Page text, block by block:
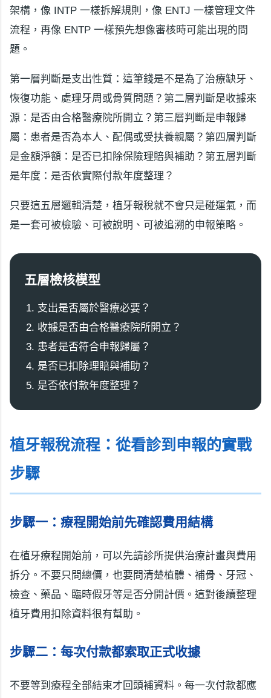
架構，像 INTP 一樣拆解規則，像 ENTJ 一樣管理文件
流程，再像 ENTP 一樣預先想像審核時可能出現的問
題。
第一層判斷是支出性質：這筆錢是不是為了治療缺牙、
恢復功能、處理牙周或骨質問題？第二層判斷是收據來
源：是否由合格醫療院所開立？第三層判斷是申報歸
屬：患者是否為本人、配偶或受扶養親屬？第四層判斷
是金額淨額：是否已扣除保險理賠與補助？第五層判斷
是年度：是否依實際付款年度整理？
只要這五層邏輯清楚，植牙報稅就不會只是碰運氣，而
是一套可被檢驗、可被說明、可被追溯的申報策略。
五層檢核模型
支出是否屬於醫療必要？
收據是否由合格醫療院所開立？
患者是否符合申報歸屬？
是否已扣除理賠與補助？
是否依付款年度整理？
植牙報稅流程：從看診到申報的實戰
步驟
步驟一：療程開始前先確認費用結構
在植牙療程開始前，可以先請診所提供治療計畫與費用
拆分。不要只問總價，也要問清楚植體、補骨、牙冠、
檢查、藥品、臨時假牙等是否分開計價。這對後續整理
植牙費用扣除資料很有幫助。
步驟二：每次付款都索取正式收據
不要等到療程全部結束才回頭補資料。每一次付款都應